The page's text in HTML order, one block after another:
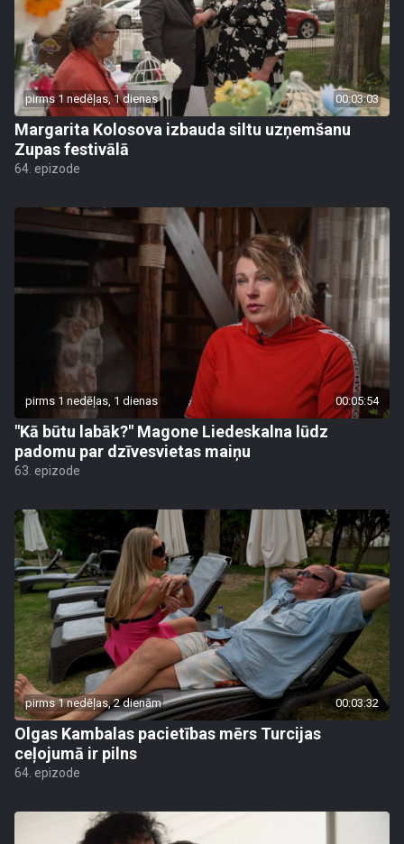
pirms 1 nedēļas, 1 dienas 00:03:03
Margarita Kolosova izbauda siltu uzņemšanu
Zupas festivālā
64. epizode
pirms 1 nedēļas, 1 dienas 00:05:54
"Kā būtu labāk?" Magone Liedeskalna lūdz
padomu par dzīvesvietas maiņu
63. epizode
pirms 1 nedēļas, 2 dienām 00:03:32
Olgas Kambalas pacietības mērs Turcijas
ceļojumā ir pilns
64. epizode